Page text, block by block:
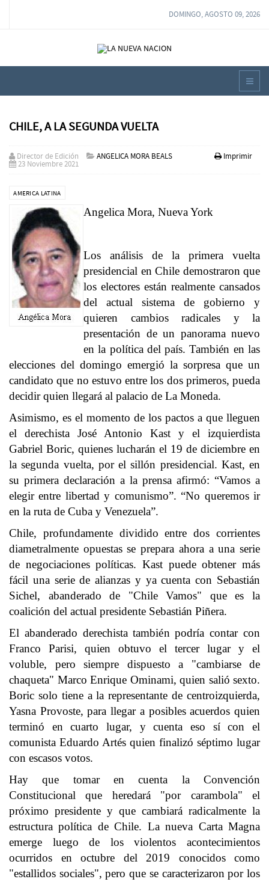
DOMINGO, AGOSTO 09, 2026
CHILE, A LA SEGUNDA VUELTA
Imprimir
Director de Edición ANGELICA MORA BEALS
23 Noviembre 2021
AMERICA LATINA
Angelica Mora, Nueva York
Los análisis de la primera vuelta
presidencial en Chile demostraron que
los electores están realmente cansados
del actual sistema de gobierno y
quieren cambios radicales y la
presentación de un panorama nuevo
en la política del país. También en las
elecciones del domingo emergió la sorpresa que un
candidato que no estuvo entre los dos primeros, pueda
decidir quien llegará al palacio de La Moneda.
Asimismo, es el momento de los pactos a que lleguen
el derechista José Antonio Kast y el izquierdista
Gabriel Boric, quienes lucharán el 19 de diciembre en
la segunda vuelta, por el sillón presidencial. Kast, en
su primera declaración a la prensa afirmó: “Vamos a
elegir entre libertad y comunismo”. “No queremos ir
en la ruta de Cuba y Venezuela”.
Chile, profundamente dividido entre dos corrientes
diametralmente opuestas se prepara ahora a una serie
de negociaciones políticas. Kast puede obtener más
fácil una serie de alianzas y ya cuenta con Sebastián
Sichel, abanderado de "Chile Vamos" que es la
coalición del actual presidente Sebastián Piñera.
El abanderado derechista también podría contar con
Franco Parisi, quien obtuvo el tercer lugar y el
voluble, pero siempre dispuesto a "cambiarse de
chaqueta" Marco Enrique Ominami, quien salió sexto.
Boric solo tiene a la representante de centroizquierda,
Yasna Provoste, para llegar a posibles acuerdos quien
terminó en cuarto lugar, y cuenta eso sí con el
comunista Eduardo Artés quien finalizó séptimo lugar
con escasos votos.
Hay que tomar en cuenta la Convención
Constitucional que heredará "por carambola" el
próximo presidente y que cambiará radicalmente la
estructura política de Chile. La nueva Carta Magna
emerge luego de los violentos acontecimientos
ocurridos en octubre del 2019 conocidos como
"estallidos sociales", pero que se caracterizaron por los